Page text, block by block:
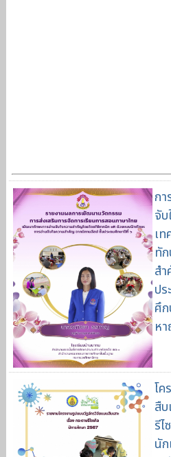
ก
จั
เ
ทั
ส
ป
ศึ
ห
โค
สืบ
รีไ
นั